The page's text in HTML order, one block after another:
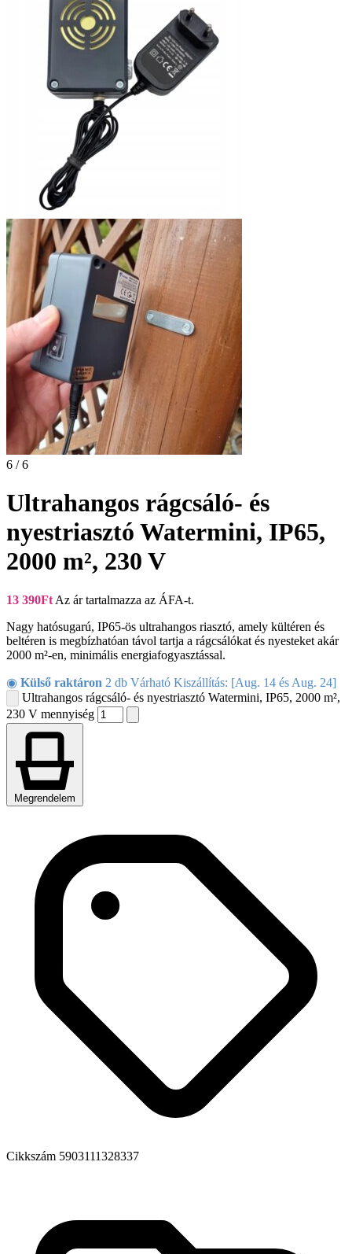
6 / 6
Ultrahangos rágcsáló- és
nyestriasztó Watermini, IP65,
2000 m², 230 V
13 390Ft Az ár tartalmazza az ÁFA-t.
Nagy hatósugarú, IP65-ös ultrahangos riasztó, amely kültéren és
beltéren is megbízhatóan távol tartja a rágcsálókat és nyesteket akár
2000 m²-en, minimális energiafogyasztással.
◉ Külső raktáron 2 db Várható Kiszállítás: [Aug. 14 és Aug. 24]
Ultrahangos rágcsáló- és nyestriasztó Watermini, IP65, 2000 m²,
230 V mennyiség
Megrendelem
Cikkszám 5903111328337